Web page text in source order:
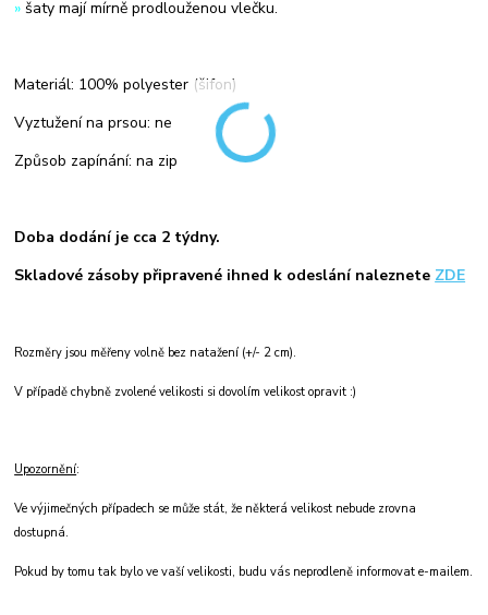
» šaty mají mírně prodlouženou vlečku.
Materiál: 100% polyester (šifon)
Vyztužení na prsou: ne
Způsob zapínání: na zip
Doba dodání je cca 2 týdny.
Skladové zásoby připravené ihned k odeslání naleznete ZDE
Rozměry jsou měřeny volně bez natažení (+/- 2 cm).
V případě chybně zvolené velikosti si dovolím velikost opravit :)
Upozornění:
Ve výjimečných případech se může stát, že některá velikost nebude zrovna
dostupná.
Pokud by tomu tak bylo ve vaší velikosti, budu vás neprodleně informovat e-mailem.